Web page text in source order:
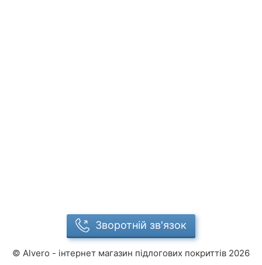
Зворотній зв'язок
© Alvero - інтернет магазин підлогових покриттів 2026